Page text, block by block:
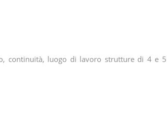
continuità, luogo di lavoro strutture di 4 e 5